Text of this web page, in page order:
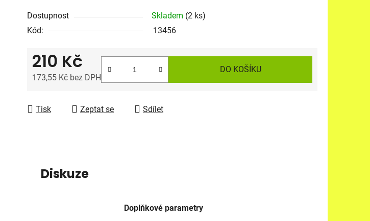
produktu
je
Dostupnost Skladem (2 ks)
Kód:
13456
210 Kč
173,55 Kč bez DPH
DO KOŠÍKU
Tisk Zeptat se Sdílet
Diskuze
Doplňkové parametry